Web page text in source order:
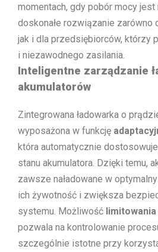
momentach, gdy pobór mocy jest
doskonałe rozwiązanie zarówno
jak i dla przedsiębiorców, którzy
i niezawodnego zasilania.
Inteligentne zarządzanie
akumulatorów
Zintegrowana ładowarka o
wyposażona w funkcję
która automatycznie
stanu akumulatora. Dzięki temu,
zawsze naładowane w
ich żywotność i zwiększa
systemu. Możliwość
pozwala na kontrolowanie
szczególnie istotne przy